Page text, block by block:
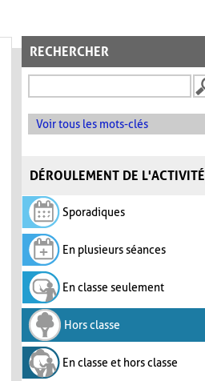
RECHERCHER
Voir tous les mots-clés
DÉROULEMENT DE L'ACTIVITÉ
Sporadiques
En plusieurs séances
En classe seulement
Hors classe
En classe et hors classe